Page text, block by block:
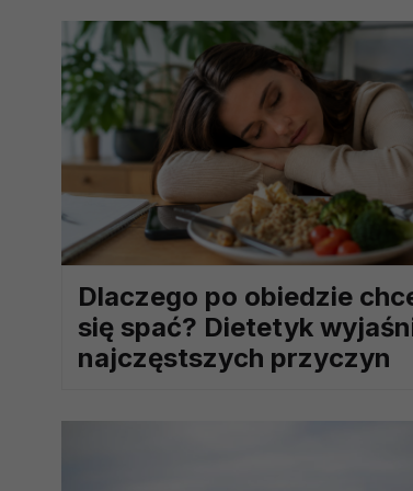
Dlaczego po obiedzie
się spać? Dietetyk
najczęstszych przyczyn
prawną dla pomiarów
Przetwarzanie
zgody.